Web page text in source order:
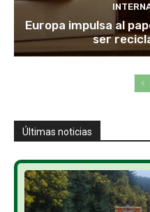
Europa impulsa al
ser
Últimas noticias